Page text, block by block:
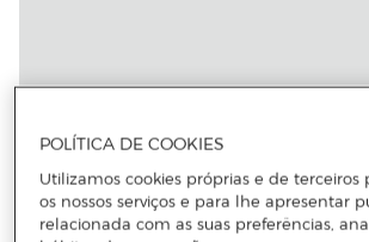
POLÍTICA DE COOKIES
Utilizamos cookies próprias e de
os nossos serviços e para lhe apresentar
relacionada com as suas preferências,